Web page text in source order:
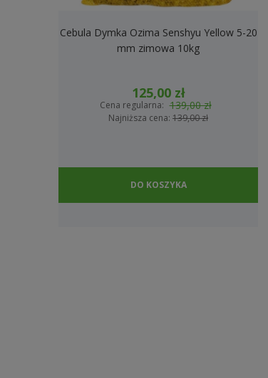
Cebula Dymka Ozima Senshyu Yellow 5-20
mm zimowa 10kg
125,00 zł
Cena regularna: 139,00 zł
Najniższa cena: 139,00 zł
DO KOSZYKA